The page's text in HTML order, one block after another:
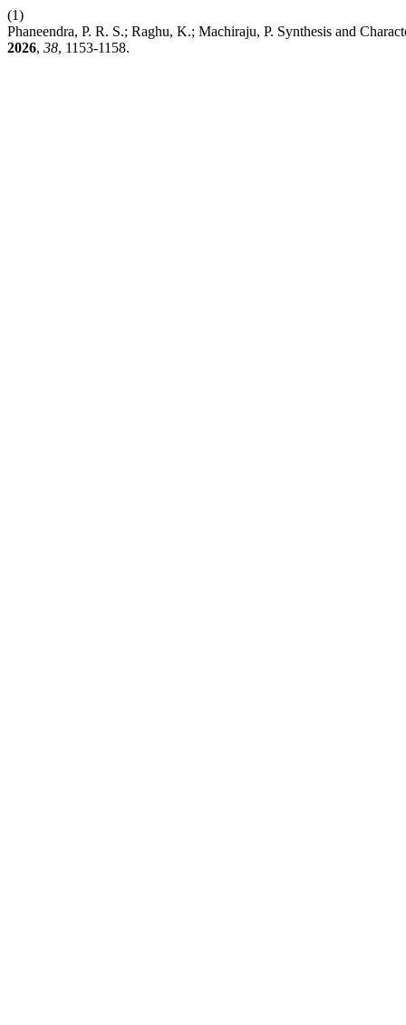
(1)
Phaneendra, P. R. S.; Raghu, K.; Machiraju, P. Synthesis and
2026, 38, 1153-1158.